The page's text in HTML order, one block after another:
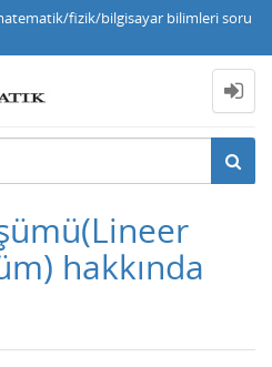
fizik/bilgisayar bilimleri soru
hakkında